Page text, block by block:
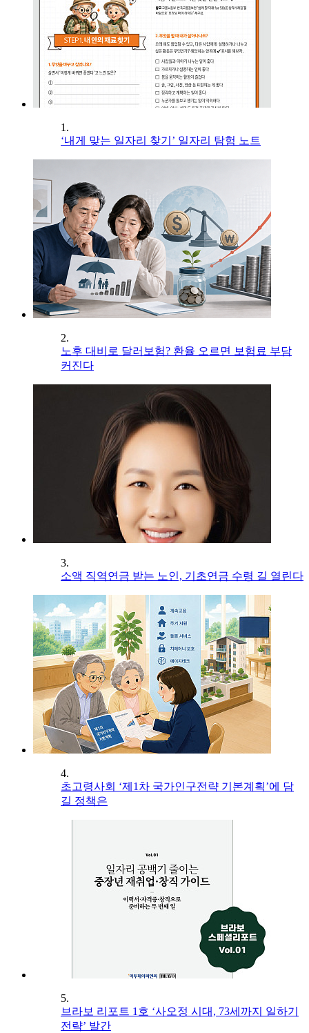
1.
‘내게 맞는 일자리 찾기’ 일자리 탐험 노트
2.
노후 대비로 달러보험? 환율 오르면 보험료 부담
커진다
3.
소액 직역연금 받는 노인, 기초연금 수령 길 열린다
4.
초고령사회 ‘제1차 국가인구전략 기본계획’에 담
길 정책은
5.
브라보 리포트 1호 ‘사오정 시대, 73세까지 일하기
전략’ 발간